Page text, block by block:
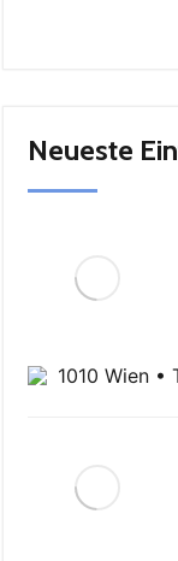
Neueste
1010 Wien •